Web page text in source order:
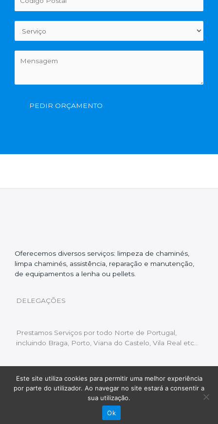
PEDIR ORÇAMENTO
Oferecemos diversos serviços: limpeza de chaminés,
limpa chaminés, assistência, reparação e manutenção,
de equipamentos a lenha ou pellets.
DELEGAÇÕES
Prestamos Serviços por todo Norte de Portugal,
incluindo Braga, Porto, Viana do Castelo, Vila Real etc…
Livro de Reclamações | Política de Privacidade
Copyright © 2022 Limpeza Chaminés | Desenvolvido
Fluxo Digital – a inovar a web
Este site utiliza cookies para permitir uma melhor experiência
por parte do utilizador. Ao navegar no site estará a consentir a
sua utilização.
Ok